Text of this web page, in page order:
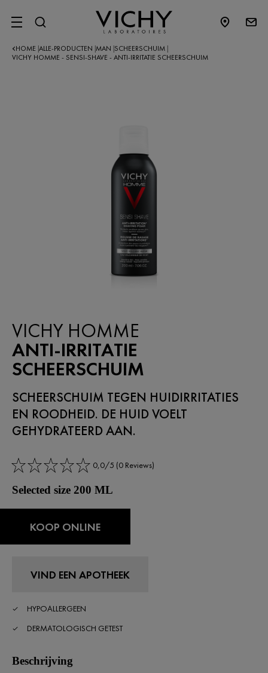
SITE MENU
HOME ALLE-PRODUCTEN MAN SCHEERSCHUIM
VICHY HOMME - SENSI-SHAVE - ANTI-IRRITATIE SCHEERSCHUIM
VICHY HOMME
ANTI-IRRITATIE
SCHEERSCHUIM
SCHEERSCHUIM TEGEN HUIDIRRITATIES
EN ROODHEID. DE HUID VOELT
GEHYDRATEERD AAN.​
0,0/5 (0 Reviews)
Selected size 200 ML
KOOP ONLINE
VIND EEN APOTHEEK
HYPOALLERGEEN
DERMATOLOGISCH GETEST
Beschrijving